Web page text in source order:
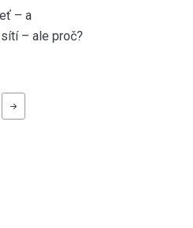
– a
– ale proč?